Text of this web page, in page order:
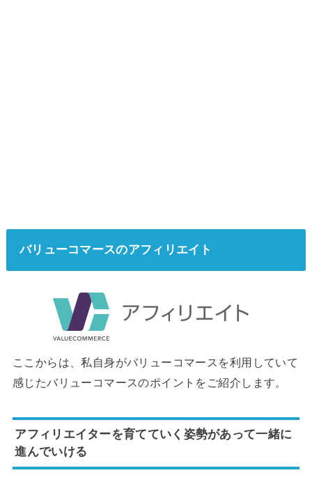
バリューコマースのアフィリエイト
ここからは、私自身がバリューコマースを利用していて
感じたバリューコマースのポイントをご紹介します。
アフィリエイターを育てていく姿勢があって一緒に
進んでいける